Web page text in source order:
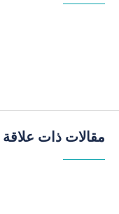
مقالات ذات علاقة